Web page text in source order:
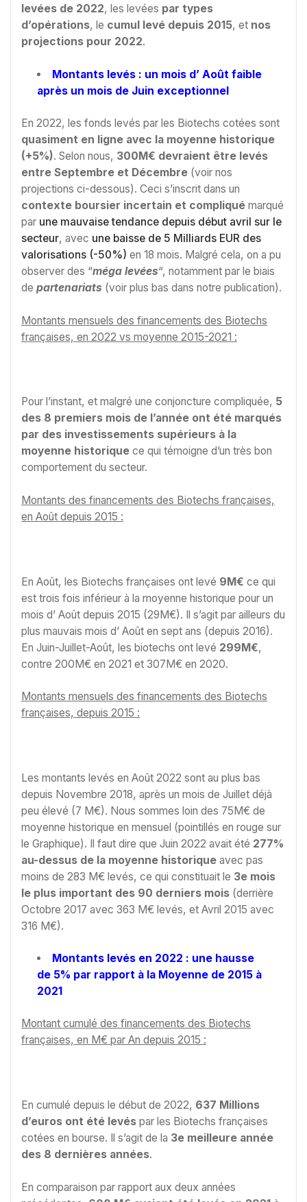
levées de 2022, les levées par types
d’opérations, le cumul levé depuis 2015, et nos
projections pour 2022.
Montants levés : un mois d’ Août faible
après un mois de Juin exceptionnel
En 2022, les fonds levés par les Biotechs cotées sont
quasiment en ligne avec la moyenne historique
(+5%). Selon nous, 300M€ devraient être levés
entre Septembre et Décembre (voir nos
projections ci-dessous). Ceci s’inscrit dans un
contexte boursier incertain et compliqué marqué
par une mauvaise tendance depuis début avril sur le
secteur, avec une baisse de 5 Milliards EUR des
valorisations (-50%) en 18 mois. Malgré cela, on a pu
observer des “méga levées“, notamment par le biais
de partenariats (voir plus bas dans notre publication).
Montants mensuels des financements des Biotechs
françaises, en 2022 vs moyenne 2015-2021 :
Pour l’instant, et malgré une conjoncture compliquée, 5
des 8 premiers mois de l’année ont été marqués
par des investissements supérieurs à la
moyenne historique ce qui témoigne d’un très bon
comportement du secteur.
Montants des financements des Biotechs françaises,
en Août depuis 2015 :
En Août, les Biotechs françaises ont levé 9M€ ce qui
est trois fois inférieur à la moyenne historique pour un
mois d’ Août depuis 2015 (29M€). Il s’agit par ailleurs du
plus mauvais mois d’ Août en sept ans (depuis 2016).
En Juin-Juillet-Août, les biotechs ont levé 299M€,
contre 200M€ en 2021 et 307M€ en 2020.
Montants mensuels des financements des Biotechs
françaises, depuis 2015 :
Les montants levés en Août 2022 sont au plus bas
depuis Novembre 2018, après un mois de Juillet déjà
peu élevé (7 M€). Nous sommes loin des 75M€ de
moyenne historique en mensuel (pointillés en rouge sur
le Graphique). Il faut dire que Juin 2022 avait été 277%
au-dessus de la moyenne historique avec pas
moins de 283 M€ levés, ce qui constituait le 3e mois
le plus important des 90 derniers mois (derrière
Octobre 2017 avec 363 M€ levés, et Avril 2015 avec
316 M€).
Montants levés en 2022 : une hausse
de 5% par rapport à la Moyenne de 2015 à
2021
Montant cumulé des financements des Biotechs
françaises, en M€ par An depuis 2015 :
En cumulé depuis le début de 2022, 637 Millions
d’euros ont été levés par les Biotechs françaises
cotées en bourse. Il s’agit de la 3e meilleure année
des 8 dernières années.
En comparaison par rapport aux deux années